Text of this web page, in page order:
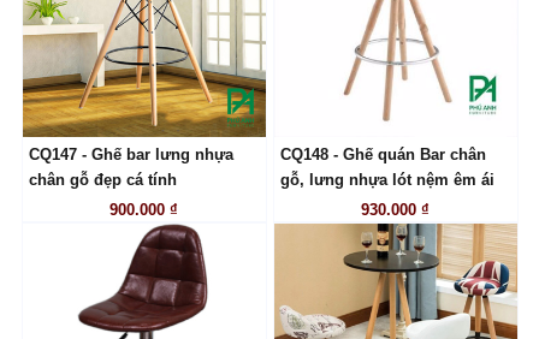
LIÊN HỆ
CQ147 - Ghế bar lưng nhựa
chân gỗ đẹp cá tính
900.000 ₫
LIÊN HỆ
CQ148 - Ghế quán Bar chân
gỗ, lưng nhựa lót nệm êm ái
930.000 ₫